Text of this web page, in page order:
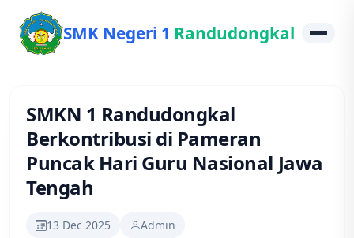
SMK Negeri 1 Randudongkal
SMKN 1 Randudongkal
Berkontribusi di Pameran
Puncak Hari Guru Nasional Jawa
Tengah
13 Dec 2025 Admin